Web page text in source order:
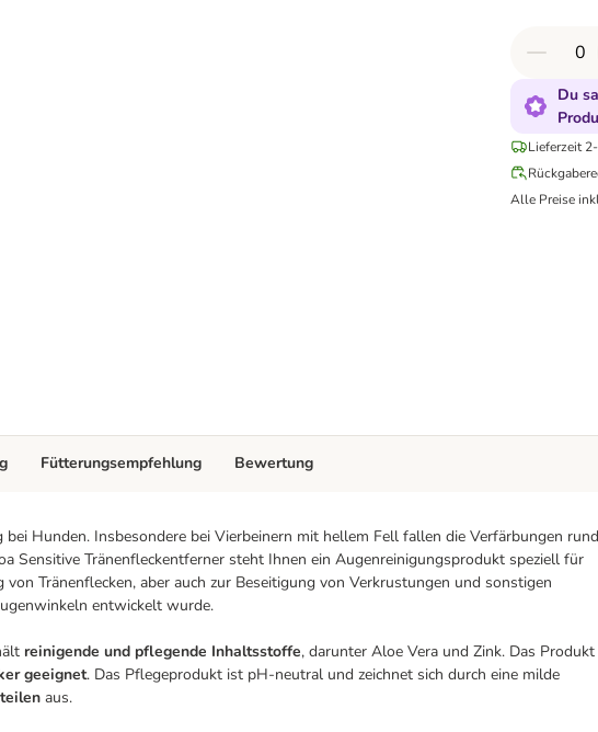
Du
Lieferzeit
Alle Preise
bei Hunden. Insbesondere bei Vierbeinern mit hellem Fell fallen die Verfärbungen rund
Sensitive Tränenfleckentferner steht Ihnen ein Augenreinigungsprodukt speziell für
Tränenflecken, aber auch zur Beseitigung von Verkrustungen und sonstigen
entwickelt wurde.
reinigende und pflegende Inhaltsstoffe, darunter Aloe Vera und Zink. Das Produkt
geeignet. Das Pflegeprodukt ist pH-neutral und zeichnet sich durch eine milde
aus.
Fütterungsempfehlung Bewertung